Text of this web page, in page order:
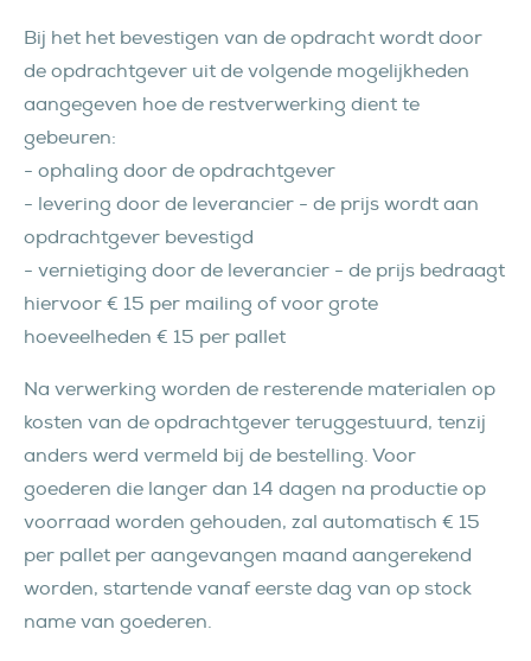
Bij het het bevestigen van de opdracht wordt door
de opdrachtgever uit de volgende mogelijkheden
aangegeven hoe de restverwerking dient te
gebeuren:
- ophaling door de opdrachtgever
- levering door de leverancier - de prijs wordt aan
opdrachtgever bevestigd
- vernietiging door de leverancier - de prijs bedraagt
hiervoor € 15 per mailing of voor grote
hoeveelheden € 15 per pallet
Na verwerking worden de resterende materialen op
kosten van de opdrachtgever teruggestuurd, tenzij
anders werd vermeld bij de bestelling. Voor
goederen die langer dan 14 dagen na productie op
voorraad worden gehouden, zal automatisch € 15
per pallet per aangevangen maand aangerekend
worden, startende vanaf eerste dag van op stock
name van goederen.